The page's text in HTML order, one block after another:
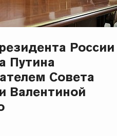
России
Путина
Совета
Валентиной